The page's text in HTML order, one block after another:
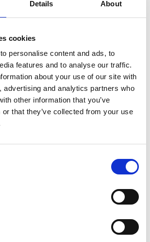
Details About
cookies
personalise content and ads, to
features and to analyse our traffic.
about your use of our site with
advertising and analytics partners who
other information that you’ve
or that they’ve collected from your use